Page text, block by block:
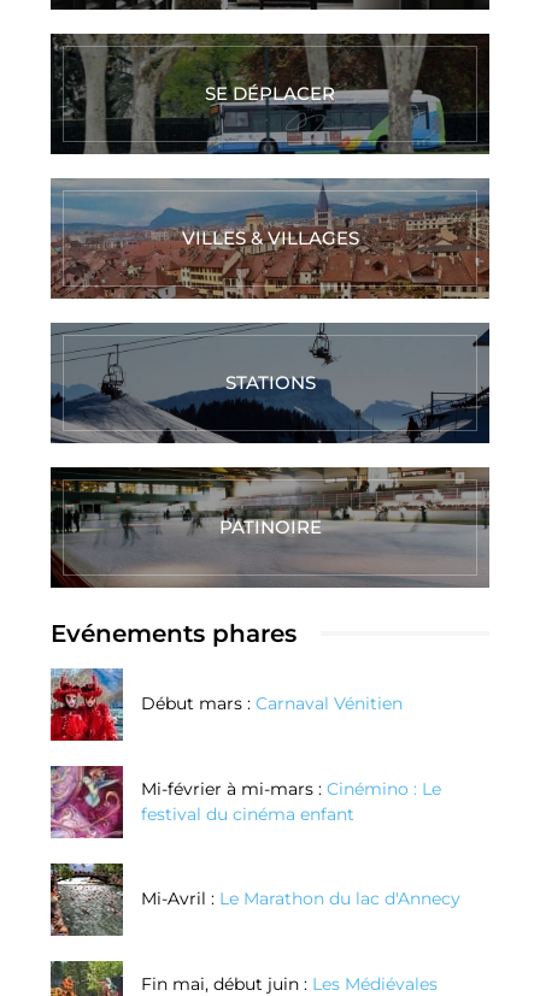
SE DÉPLACER
VILLES & VILLAGES
STATIONS
PATINOIRE
Evénements phares
Début mars : Carnaval Vénitien
Mi-février à mi-mars : Cinémino : Le
festival du cinéma enfant
Mi-Avril : Le Marathon du lac d'Annecy
Fin mai, début juin : Les Médiévales